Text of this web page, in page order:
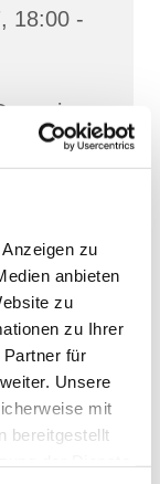
zu
anbieten
zu
zu Ihrer
für
Unsere
mit
bereitgestellt
18:00 -